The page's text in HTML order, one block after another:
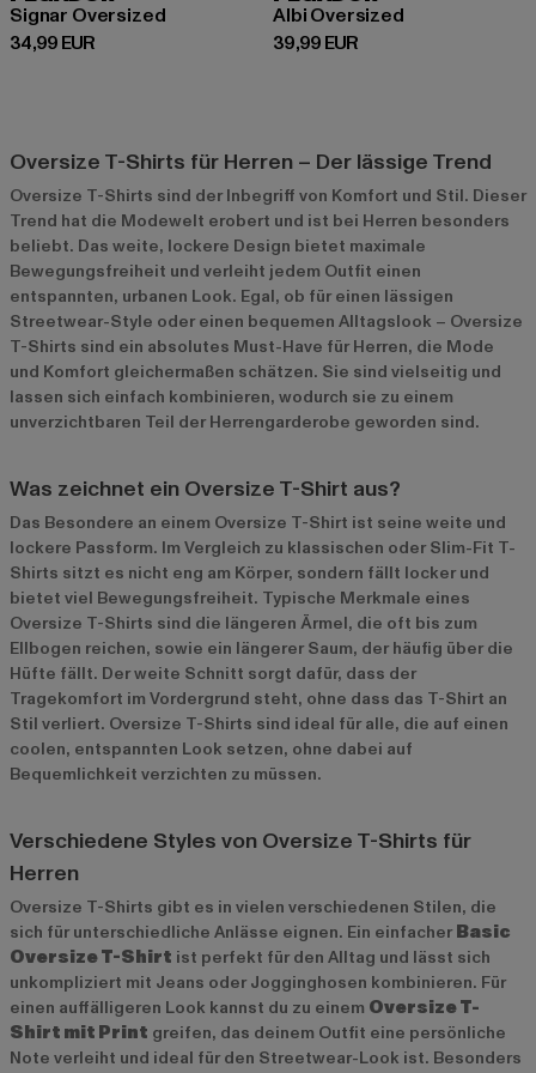
Signar Oversized
34,99 EUR
Derzeitiger Preis: 34,99 EUR
Albi Oversized
39,99 EUR
Derzeitiger Preis: 39,99 EUR
Oversize T-Shirts für Herren – Der lässige Trend
Oversize T-Shirts sind der Inbegriff von Komfort und Stil. Dieser
Trend hat die Modewelt erobert und ist bei Herren besonders
beliebt. Das weite, lockere Design bietet maximale
Bewegungsfreiheit und verleiht jedem Outfit einen
entspannten, urbanen Look. Egal, ob für einen lässigen
Streetwear-Style oder einen bequemen Alltagslook – Oversize
T-Shirts sind ein absolutes Must-Have für Herren, die Mode
und Komfort gleichermaßen schätzen. Sie sind vielseitig und
lassen sich einfach kombinieren, wodurch sie zu einem
unverzichtbaren Teil der Herrengarderobe geworden sind.
Was zeichnet ein Oversize T-Shirt aus?
Das Besondere an einem Oversize T-Shirt ist seine weite und
lockere Passform. Im Vergleich zu klassischen oder Slim-Fit T-
Shirts sitzt es nicht eng am Körper, sondern fällt locker und
bietet viel Bewegungsfreiheit. Typische Merkmale eines
Oversize T-Shirts sind die längeren Ärmel, die oft bis zum
Ellbogen reichen, sowie ein längerer Saum, der häufig über die
Hüfte fällt. Der weite Schnitt sorgt dafür, dass der
Tragekomfort im Vordergrund steht, ohne dass das T-Shirt an
Stil verliert. Oversize T-Shirts sind ideal für alle, die auf einen
coolen, entspannten Look setzen, ohne dabei auf
Bequemlichkeit verzichten zu müssen.
Verschiedene Styles von Oversize T-Shirts für
Herren
Oversize T-Shirts gibt es in vielen verschiedenen Stilen, die
sich für unterschiedliche Anlässe eignen. Ein einfacher Basic
Oversize T-Shirt ist perfekt für den Alltag und lässt sich
unkompliziert mit Jeans oder Jogginghosen kombinieren. Für
einen auffälligeren Look kannst du zu einem Oversize T-
Shirt mit Print greifen, das deinem Outfit eine persönliche
Note verleiht und ideal für den Streetwear-Look ist. Besonders